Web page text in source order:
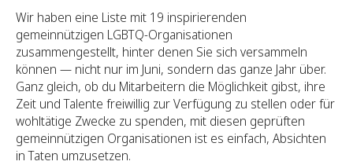
Wir haben eine Liste mit 19 inspirierenden
gemeinnützigen LGBTQ-Organisationen
zusammengestellt, hinter denen Sie sich versammeln
können — nicht nur im Juni, sondern das ganze Jahr über.
Ganz gleich, ob du Mitarbeitern die Möglichkeit gibst, ihre
Zeit und Talente freiwillig zur Verfügung zu stellen oder für
wohltätige Zwecke zu spenden, mit diesen geprüften
gemeinnützigen Organisationen ist es einfach, Absichten
in Taten umzusetzen.